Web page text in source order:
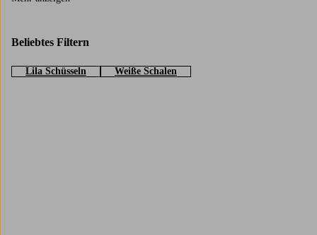
färska bär eller chokladsås, så blir det både gott och fint att ställa fram.
Fina detaljer till bordet
Beliebtes Filtern
Lila Schüsseln Weiße Schalen